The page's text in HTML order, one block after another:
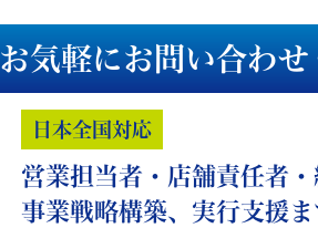
お気軽にお問い合わせ
日本全国対応
営業担当者・店舗責任者
事業戦略構築、実行支援ま